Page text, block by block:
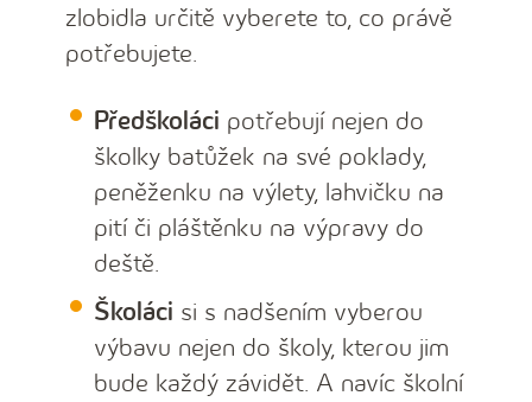
zlobidla určitě vyberete to, co právě
potřebujete.
Předškoláci potřebují nejen do
školky batůžek na své poklady,
peněženku na výlety, lahvičku na
pití či pláštěnku na výpravy do
deště.
Školáci si s nadšením vyberou
výbavu nejen do školy, kterou jim
bude každý závidět. A navíc školní